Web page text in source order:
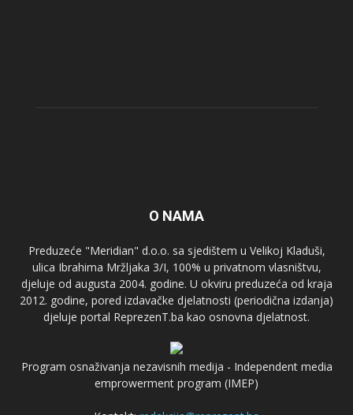
O NAMA
Preduzeće "Meridian" d.o.o. sa sjedištem u Velikoj Kladuši,
ulica Ibrahima Mržljaka 3/I, 100% u privatnom vlasništvu,
djeluje od augusta 2004. godine. U okviru preduzeća od kraja
2012. godine, pored izdavačke djelatnosti (periodična izdanja)
djeluje portal ReprezenT.ba kao osnovna djelatnost.
Program osnaživanja nezavisnih medija - Independent media
emprowerment program (IMEP)